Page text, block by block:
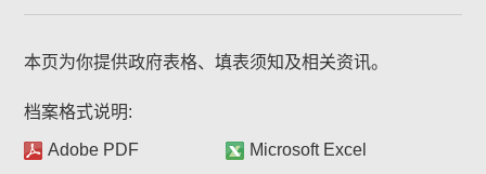
本页为你提供政府表格、填表须知及相关资讯。
档案格式说明:
Adobe PDF Microsoft Excel